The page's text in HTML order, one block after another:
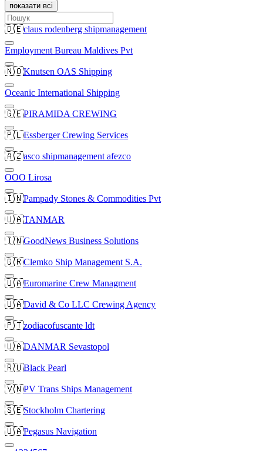
показати всі
🇩🇪claus rodenberg shipmanagement
Employment Bureau Maldives Pvt
🇳🇴Knutsen OAS Shipping
Oceanic International Shipping
🇬🇪PIRAMIDA CREWING
🇵🇱Essberger Crewing Services
🇦🇿asco shipmanagement afezco
OOO Lirosa
🇮🇳Pampady Stones & Commodities Pvt
🇺🇦TANMAR
🇮🇳GoodNews Business Solutions
🇬🇷Clemko Ship Management S.A.
🇺🇦Euromarine Crew Managment
🇺🇦David & Co LLC Crewing Agency
🇵🇹zodiacofuscante ldt
🇺🇦DANMAR Sevastopol
🇷🇺Black Pearl
🇻🇳PV Trans Ships Management
🇸🇪Stockholm Chartering
🇺🇦Pegasus Navigation